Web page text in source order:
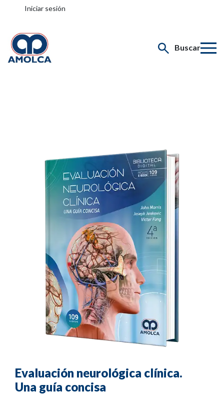
Iniciar sesión
Buscar
Evaluación neurológica clínica.
Una guía concisa